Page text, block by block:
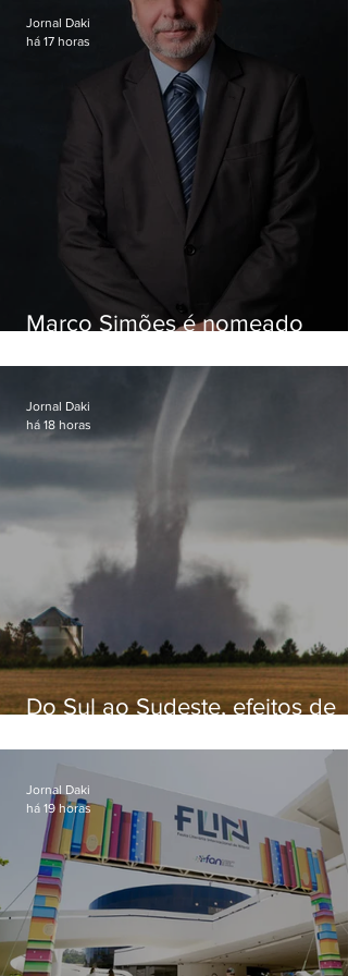
Marco Simões é nomeado
Jornal Daki
há 17 horas
Do Sul ao Sudeste, efeitos de
apreensão na população
Jornal Daki
há 18 horas
Jornal Daki
há 19 horas